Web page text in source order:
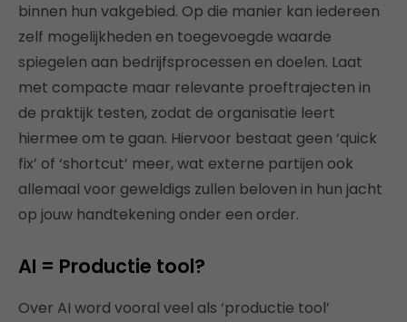
binnen hun vakgebied. Op die manier kan iedereen
zelf mogelijkheden en toegevoegde waarde
spiegelen aan bedrijfsprocessen en doelen. Laat
met compacte maar relevante proeftrajecten in
de praktijk testen, zodat de organisatie leert
hiermee om te gaan. Hiervoor bestaat geen ‘quick
fix’ of ‘shortcut’ meer, wat externe partijen ook
allemaal voor geweldigs zullen beloven in hun jacht
op jouw handtekening onder een order.
AI = Productie tool?
Over AI word vooral veel als ‘productie tool’